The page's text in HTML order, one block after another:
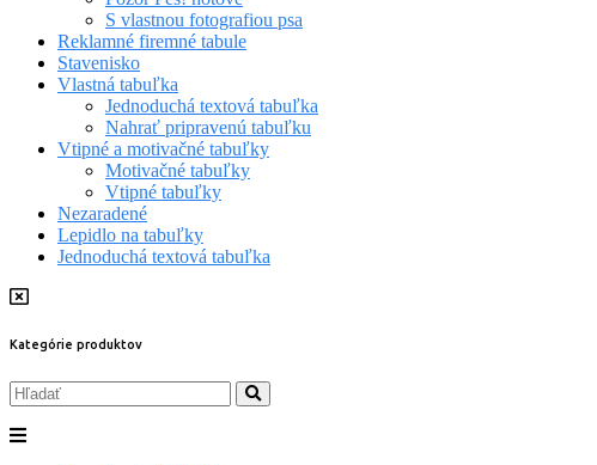
S vlastnou fotografiou psa
Reklamné firemné tabule
Stavenisko
Vlastná tabuľka
Jednoduchá textová tabuľka
Nahrať pripravenú tabuľku
Vtipné a motivačné tabuľky
Motivačné tabuľky
Vtipné tabuľky
Nezaradené
Lepidlo na tabuľky
Jednoduchá textová tabuľka
Kategórie produktov